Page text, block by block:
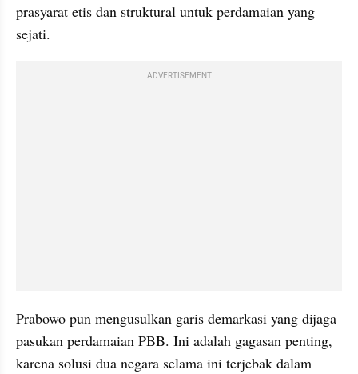
prasyarat etis dan struktural untuk perdamaian yang
sejati.
ADVERTISEMENT
Prabowo pun mengusulkan garis demarkasi yang dijaga
pasukan perdamaian PBB. Ini adalah gagasan penting,
karena solusi dua negara selama ini terjebak dalam